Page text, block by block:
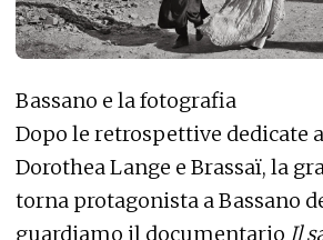
Bassano e la fotografia
Dopo le retrospettive dedicate
Dorothea Lange e Brassaï, la
torna protagonista a Bassano
guardiamo il documentario Il